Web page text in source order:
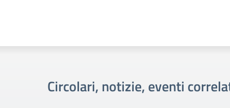
Circolari, notizie, eventi